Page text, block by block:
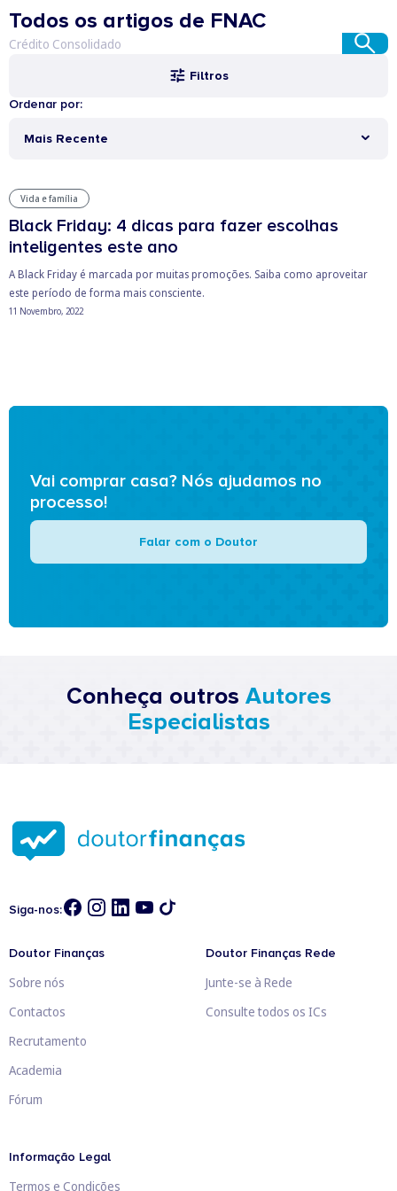
Todos os artigos de FNAC
Filtros
Ordenar por:
Mais Recente
Vida e família
Black Friday: 4 dicas para fazer escolhas
inteligentes este ano
A Black Friday é marcada por muitas promoções. Saiba como aproveitar
este período de forma mais consciente.
11 Novembro, 2022
Vai comprar casa? Nós ajudamos no
processo!
Falar com o Doutor
Conheça outros Autores
Especialistas
Siga-nos:
Doutor Finanças
Sobre nós
Contactos
Recrutamento
Academia
Fórum
Doutor Finanças Rede
Junte-se à Rede
Consulte todos os ICs
Informação Legal
Termos e Condições